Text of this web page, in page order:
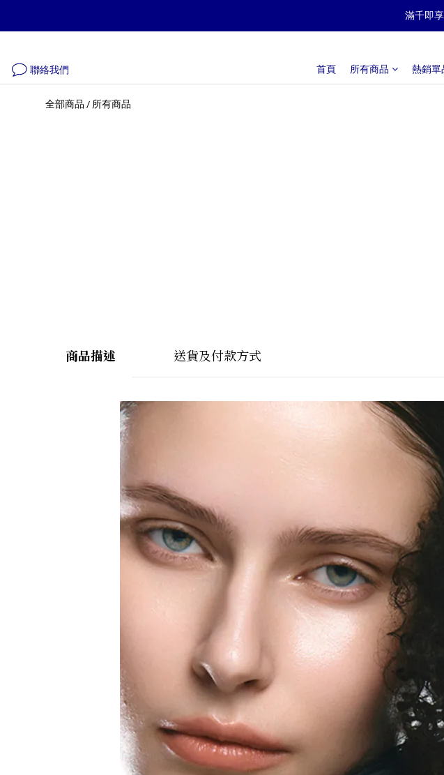
滿千即
限時優
聯絡我們
首頁 所有商品 熱銷單
全部商品 / 所有商品
商品描述 送貨及付款方式